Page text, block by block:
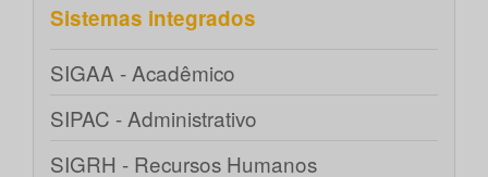
Sistemas integrados
SIGAA - Acadêmico
SIPAC - Administrativo
SIGRH - Recursos Humanos